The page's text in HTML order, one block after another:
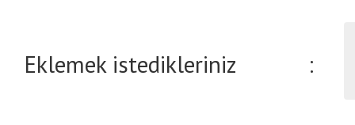
Eklemek istedikleriniz :